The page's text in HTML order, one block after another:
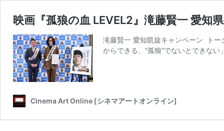
映画『孤狼の血 LEVEL2』滝藤賢一 愛知
滝藤賢一 愛知凱旋キャンペーン トー
からできる、“孤狼”でないとできな
Cinema Art Online [シネマアートオンライン]